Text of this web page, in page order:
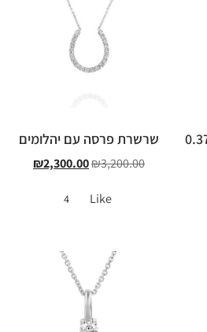
שרשרת פרסה עם יהלומים
₪3,200.00
₪2,300.00
Like
4